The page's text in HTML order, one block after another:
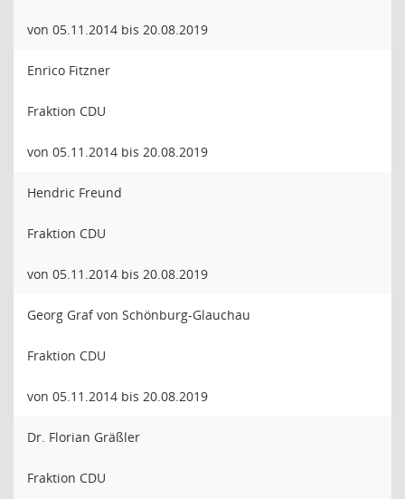
von 05.11.2014 bis 20.08.2019
Enrico Fitzner
Fraktion CDU
von 05.11.2014 bis 20.08.2019
Hendric Freund
Fraktion CDU
von 05.11.2014 bis 20.08.2019
Georg Graf von Schönburg-Glauchau
Fraktion CDU
von 05.11.2014 bis 20.08.2019
Dr. Florian Gräßler
Fraktion CDU